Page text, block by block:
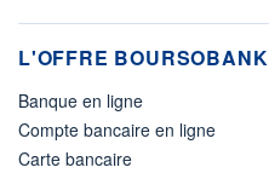
L'OFFRE BOURSOBANK
Banque en ligne
Compte bancaire en ligne
Carte bancaire